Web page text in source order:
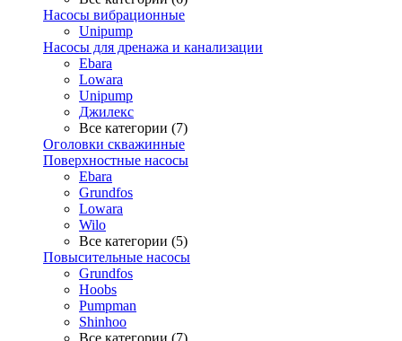
Насосы вибрационные
Unipump
Насосы для дренажа и канализации
Ebara
Lowara
Unipump
Джилекс
Все категории (7)
Оголовки скважинные
Поверхностные насосы
Ebara
Grundfos
Lowara
Wilo
Все категории (5)
Повысительные насосы
Grundfos
Hoobs
Pumpman
Shinhoo
Все категории (7)